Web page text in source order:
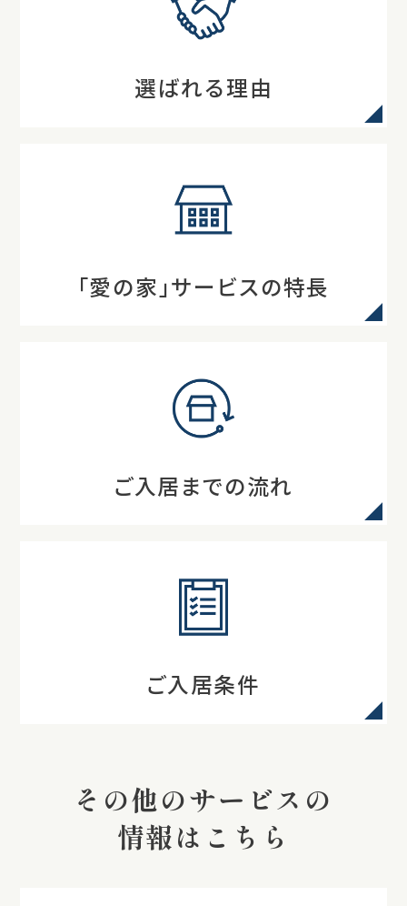
選ばれる理由
「愛の家」サービスの特長
ご入居までの流れ
ご入居条件
その他のサービスの
情報はこちら